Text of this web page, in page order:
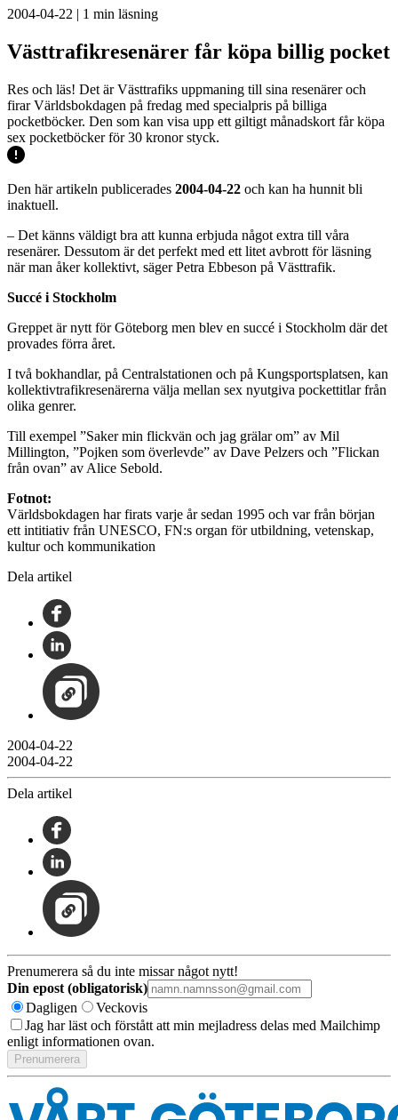
2004-04-22 | 1 min läsning
Västtrafikresenärer får köpa billig pocket
Res och läs! Det är Västtrafiks uppmaning till sina resenärer och
firar Världsbokdagen på fredag med specialpris på billiga
pocketböcker. Den som kan visa upp ett giltigt månadskort får köpa
sex pocketböcker för 30 kronor styck.
Den här artikeln publicerades 2004-04-22 och kan ha hunnit bli
inaktuell.
– Det känns väldigt bra att kunna erbjuda något extra till våra
resenärer. Dessutom är det perfekt med ett litet avbrott för läsning
när man åker kollektivt, säger Petra Ebbeson på Västtrafik.
Succé i Stockholm
Greppet är nytt för Göteborg men blev en succé i Stockholm där det
provades förra året.
I två bokhandlar, på Centralstationen och på Kungsportsplatsen, kan
kollektivtrafikresenärerna välja mellan sex nyutgiva pockettitlar från
olika genrer.
Till exempel ”Saker min flickvän och jag grälar om” av Mil
Millington, ”Pojken som överlevde” av Dave Pelzers och ”Flickan
från ovan” av Alice Sebold.
Fotnot:
Världsbokdagen har firats varje år sedan 1995 och var från början
ett intitiativ från UNESCO, FN:s organ för utbildning, vetenskap,
kultur och kommunikation
Dela artikel
2004-04-22
2004-04-22
Dela artikel
Prenumerera så du inte missar något nytt!
Din epost (obligatorisk)
Dagligen
Veckovis
Jag har läst och förstått att min mejladress delas med Mailchimp
enligt informationen ovan.